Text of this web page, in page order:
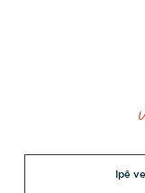
Ipê